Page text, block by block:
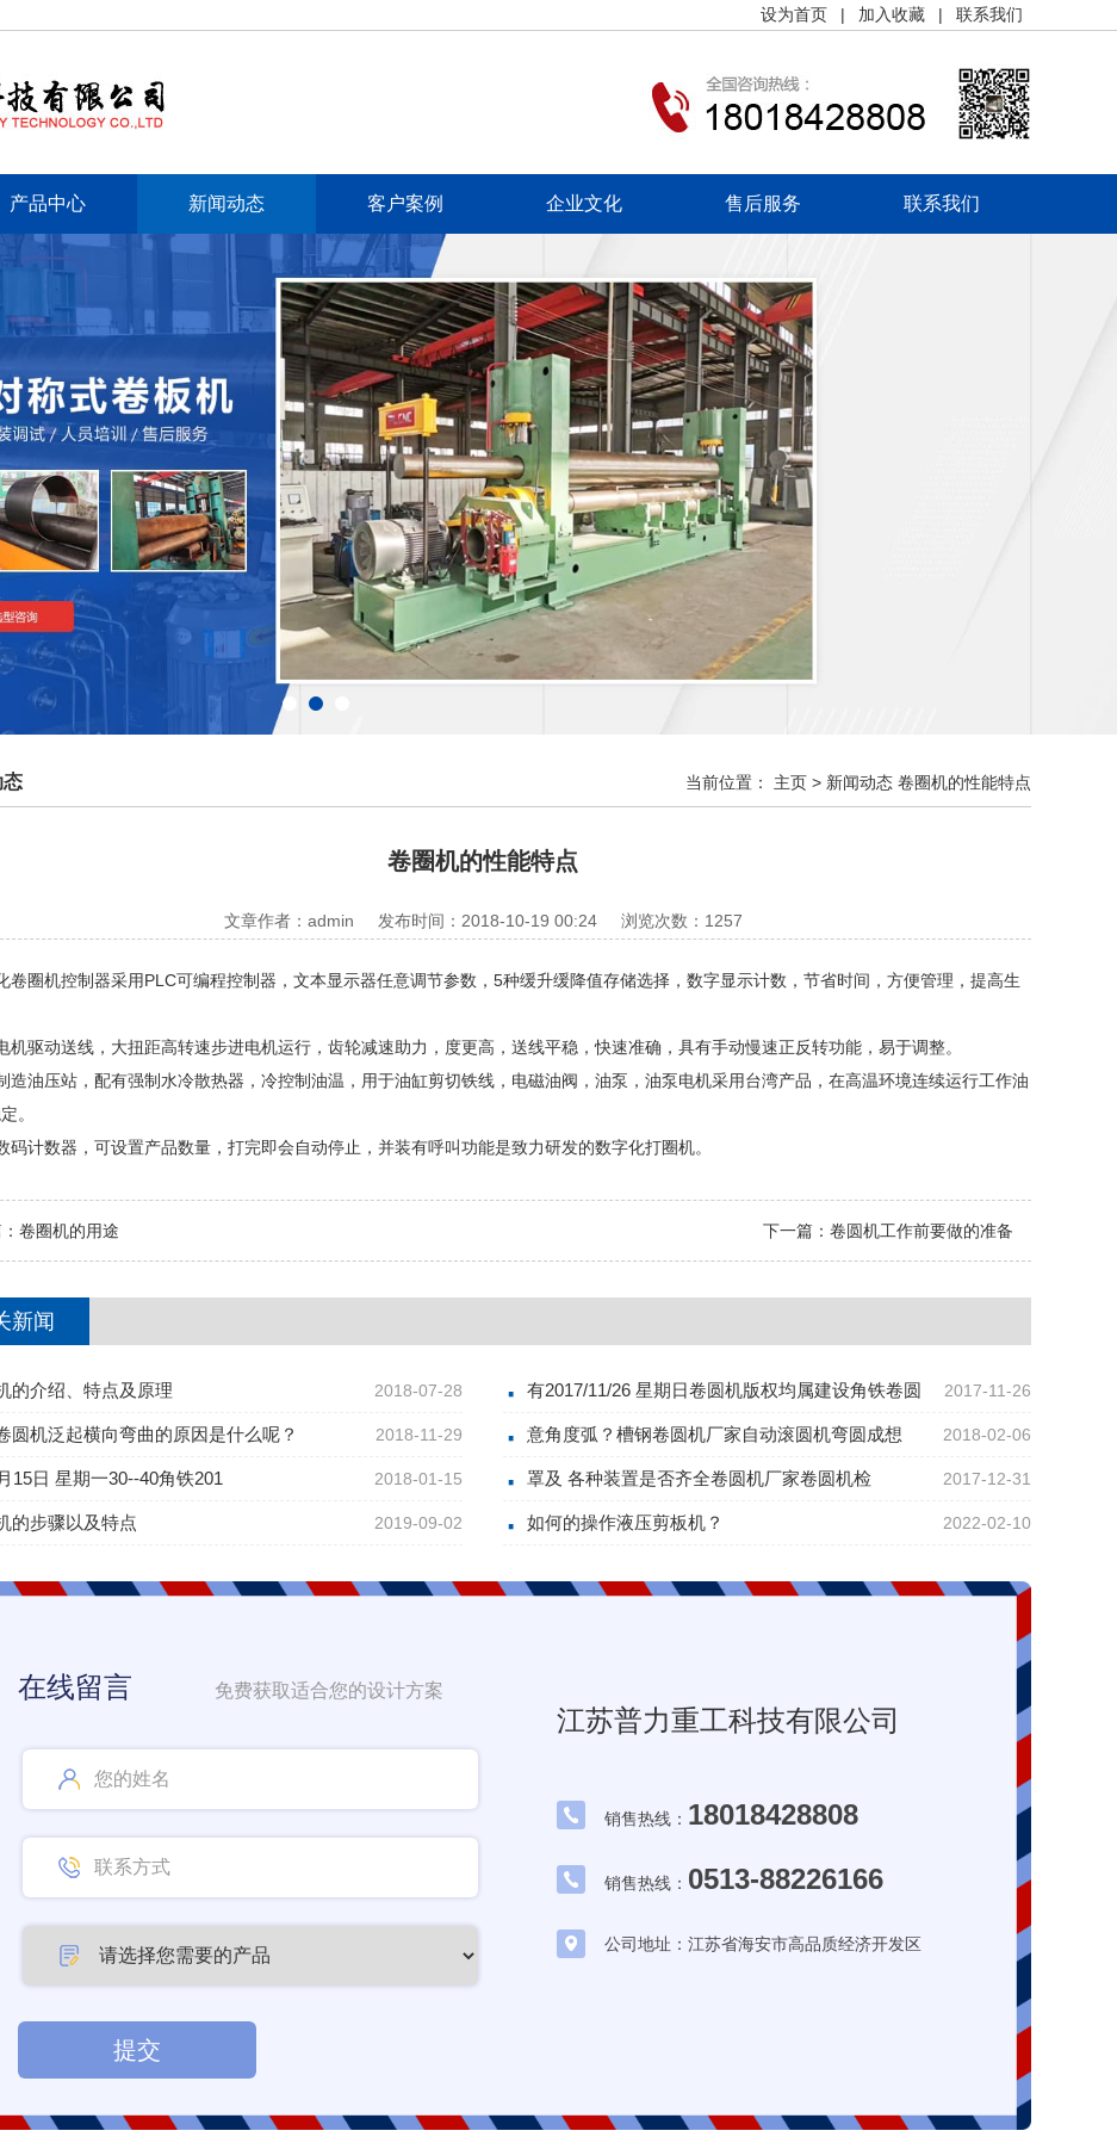
设为首页 | 加入收藏 | 联系我们
产品中心 新闻动态 客户案例 企业文化 售后服务 联系我们
态 当前位置： 主页 > 新闻动态 卷圈机的性能特点
卷圈机的性能特点
文章作者：admin 发布时间：2018-10-19 00:24 浏览次数：1257
卷圈机控制器采用PLC可编程控制器，文本显示器任意调节参数，5种缓升缓降值存储选择，数字显示计数，节省时间，方便管理，提高生
机驱动送线，大扭距高转速步进电机运行，齿轮减速助力，度更高，送线平稳，快速准确，具有手动慢速正反转功能，易于调整。
造油压站，配有强制水冷散热器，冷控制油温，用于油缸剪切铁线，电磁油阀，油泵，油泵电机采用台湾产品，在高温环境连续运行工作油
。
码计数器，可设置产品数量，打完即会自动停止，并装有呼叫功能是致力研发的数字化打圈机。
卷圈机的用途 下一篇： 卷圆机工作前要做的准备
新闻
的介绍、特点及原理 2018-07-28 有2017/11/26 星期日卷圆机版权均属建设角铁卷圆 2017-11-26
圆机泛起横向弯曲的原因是什么呢？ 2018-11-29 意角度弧？槽钢卷圆机厂家自动滚圆机弯圆成想 2018-02-06
15日 星期一30--40角铁201 2018-01-15 罩及 各种装置是否齐全卷圆机厂家卷圆机检 2017-12-31
的步骤以及特点 2019-09-02 如何的操作液压剪板机？ 2022-02-10
在线留言 免费获取适合您的设计方案
江苏普力重工科技有限公司
销售热线： 18018428808
销售热线： 0513-88226166
公司地址：江苏省海安市高品质经济开发区